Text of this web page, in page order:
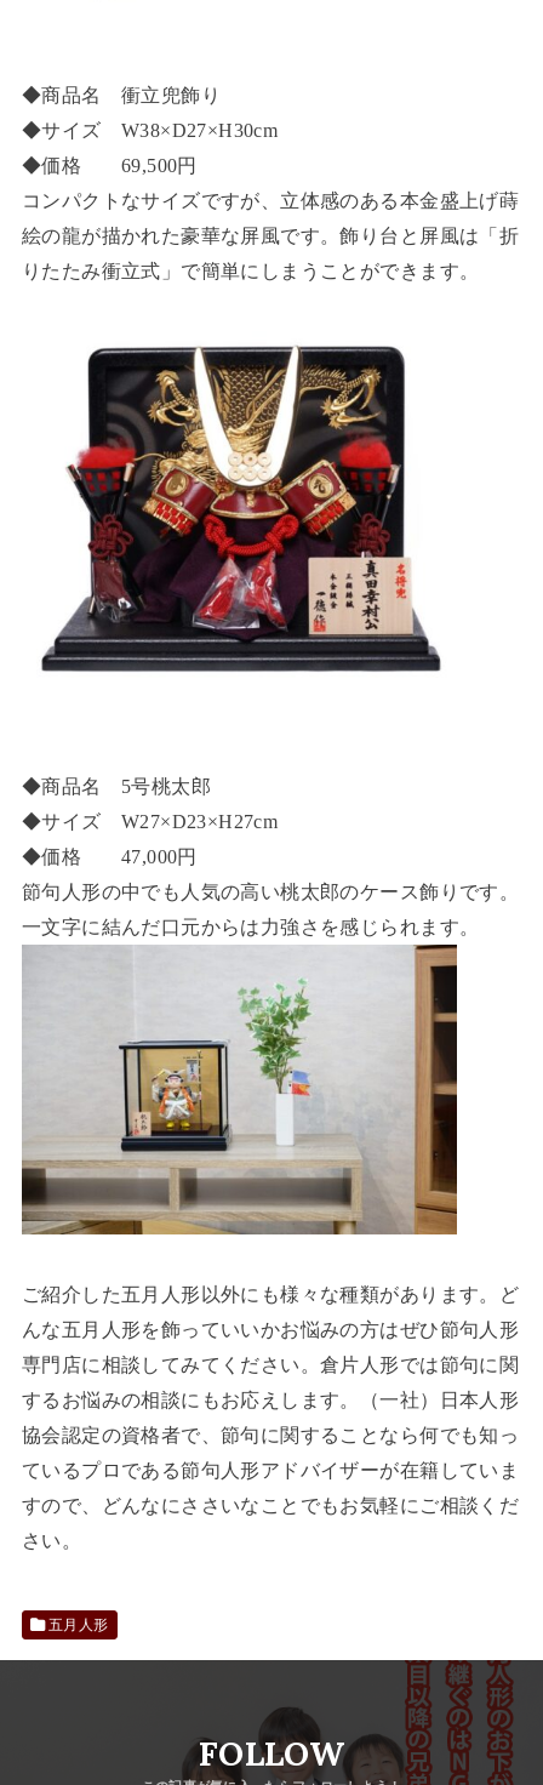
◆商品名 衝立兜飾り
◆サイズ W38×D27×H30cm
◆価格 69,500円
コンパクトなサイズですが、立体感のある本金盛上げ蒔
絵の龍が描かれた豪華な屏風です。飾り台と屏風は「折
りたたみ衝立式」で簡単にしまうことができます。
◆商品名 5号桃太郎
◆サイズ W27×D23×H27cm
◆価格 47,000円
節句人形の中でも人気の高い桃太郎のケース飾りです。
一文字に結んだ口元からは力強さを感じられます。
ご紹介した五月人形以外にも様々な種類があります。ど
んな五月人形を飾っていいかお悩みの方はぜひ節句人形
専門店に相談してみてください。倉片人形では節句に関
するお悩みの相談にもお応えします。（一社）日本人形
協会認定の資格者で、節句に関することなら何でも知っ
ているプロである節句人形アドバイザーが在籍していま
すので、どんなにささいなことでもお気軽にご相談くだ
さい。
五月人形
FOLLOW